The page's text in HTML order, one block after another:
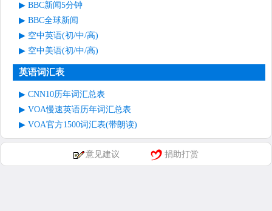
BBC新闻5分钟
BBC全球新闻
空中英语(初/中/高)
空中美语(初/中/高)
英语词汇表
CNN10历年词汇总表
VOA慢速英语历年词汇总表
VOA官方1500词汇表(带朗读)
意见建议 捐助打赏